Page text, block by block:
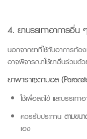
4. ยาบรรเทาอาการอื่น ๆ
นอกจากยาที่ใช้กับอาการท้อ
อาจพิจารณาใช้ยาอื่นร่วมด้
ยาพาราเซตามอล (
ใช้เพื่อลดไข้ และบรรเท
ควรรับประทาน ตามขนา
เอง